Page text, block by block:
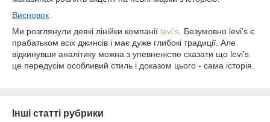
Висновок
Ми розглянули деякі лінійки компанії levi's . Безумовно levi's є
прабатьком всіх джинсів і має дуже глибокі традиції. Але
відкинувши аналітику можна з упевненістю сказати що levi's
це передусім особливий стиль і доказом цього - сама історія.
Інші статті рубрики